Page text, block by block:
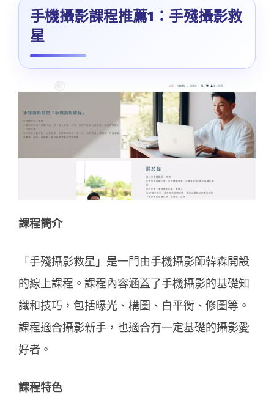
手機攝影課程推薦1：手殘攝影救
星
課程簡介
「手殘攝影救星」是一門由手機攝影師韓森開設
的線上課程。課程內容涵蓋了手機攝影的基礎知
識和技巧，包括曝光、構圖、白平衡、修圖等。
課程適合攝影新手，也適合有一定基礎的攝影愛
好者。
課程特色